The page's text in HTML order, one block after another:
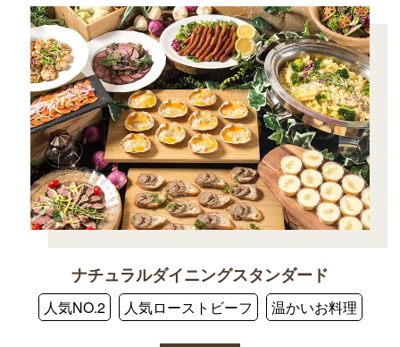
ナチュラルダイニングスタンダード
人気NO.2 人気ローストビーフ 温かいお料理